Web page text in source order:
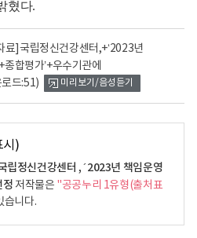
혔다.
료]국립정신건강센터,+‘2023년
합평가’+우수기관에
드:51) 미리보기/음성듣기
립정신건강센터 , ´2023년 책임운영
정 저작물은 "공공누리 1유형(출처표
습니다.